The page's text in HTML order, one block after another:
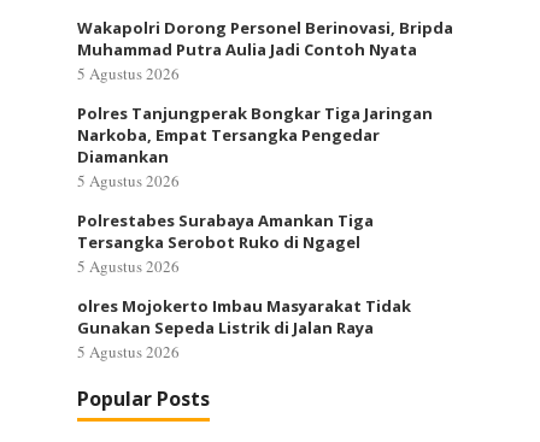
Wakapolri Dorong Personel Berinovasi, Bripda
Muhammad Putra Aulia Jadi Contoh Nyata
5 Agustus 2026
Polres Tanjungperak Bongkar Tiga Jaringan
Narkoba, Empat Tersangka Pengedar
Diamankan
5 Agustus 2026
Polrestabes Surabaya Amankan Tiga
Tersangka Serobot Ruko di Ngagel
5 Agustus 2026
olres Mojokerto Imbau Masyarakat Tidak
Gunakan Sepeda Listrik di Jalan Raya
5 Agustus 2026
Popular Posts